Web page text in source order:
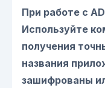
При работе с
Используйте
получения
названия
зашифрованы